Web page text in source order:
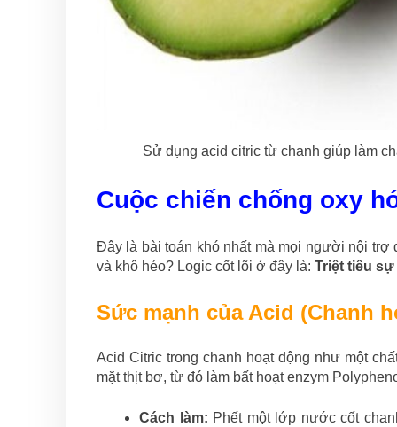
Sử dụng acid citric từ chanh giúp làm
Cuộc chiến chống oxy
Đây là bài toán khó nhất mà mọi người nội trợ
và khô héo? Logic cốt lõi ở đây là: Triệt tiêu
Sức mạnh của Acid (Chanh
Acid Citric trong chanh hoạt động như một
mặt thịt bơ, từ đó làm bất hoạt enzym
Cách làm: Phết một lớp nước cốt